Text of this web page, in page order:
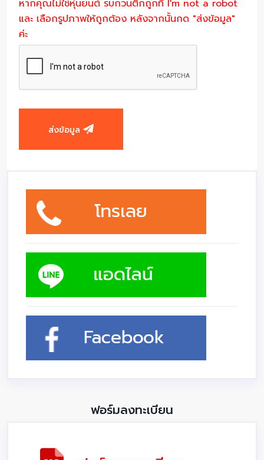
หากคุณไม่ใช่หุ่นยนต์ รบกวนติ๊กถูกที่ I'm not a robot
และ เลือกรูปภาพให้ถูกต้อง หลังจากนั้นกด "ส่งข้อมูล"
ค่ะ
ส่งข้อมูล
ฟอร์มลงทะเบียน